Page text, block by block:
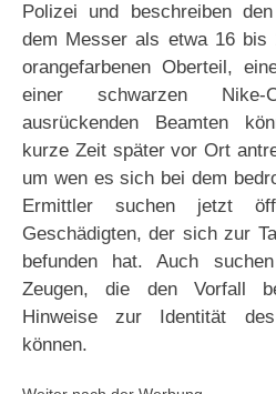
Polizei und beschreiben
dem Messer als etwa 16 bis
orangefarbenen Oberteil,
einer schwarzen
ausrückenden Beamten
kurze Zeit später vor Ort
um wen es sich bei dem
Ermittler suchen jetzt
Geschädigten, der sich zur
befunden hat. Auch
Zeugen, die den Vorfall
Hinweise zur Identität
können.